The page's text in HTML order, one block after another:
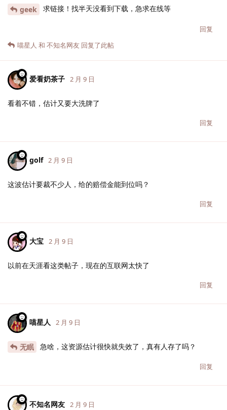
geek 求链接！找半天没看到下载，急求在线等
回复
喵星人 和 不知名网友 回复了此帖
爱看奶茶子 2 月 9 日
看着不错，估计又要大洗牌了
回复
golf 2 月 9 日
这波估计要裁不少人，给的赔偿金能到位吗？
回复
大宝 2 月 9 日
以前在天涯看这类帖子，现在的互联网太快了
回复
喵星人 2 月 9 日
无眠 急啥，这资源估计很快就失效了，真有人存了吗？
回复
不知名网友 2 月 9 日